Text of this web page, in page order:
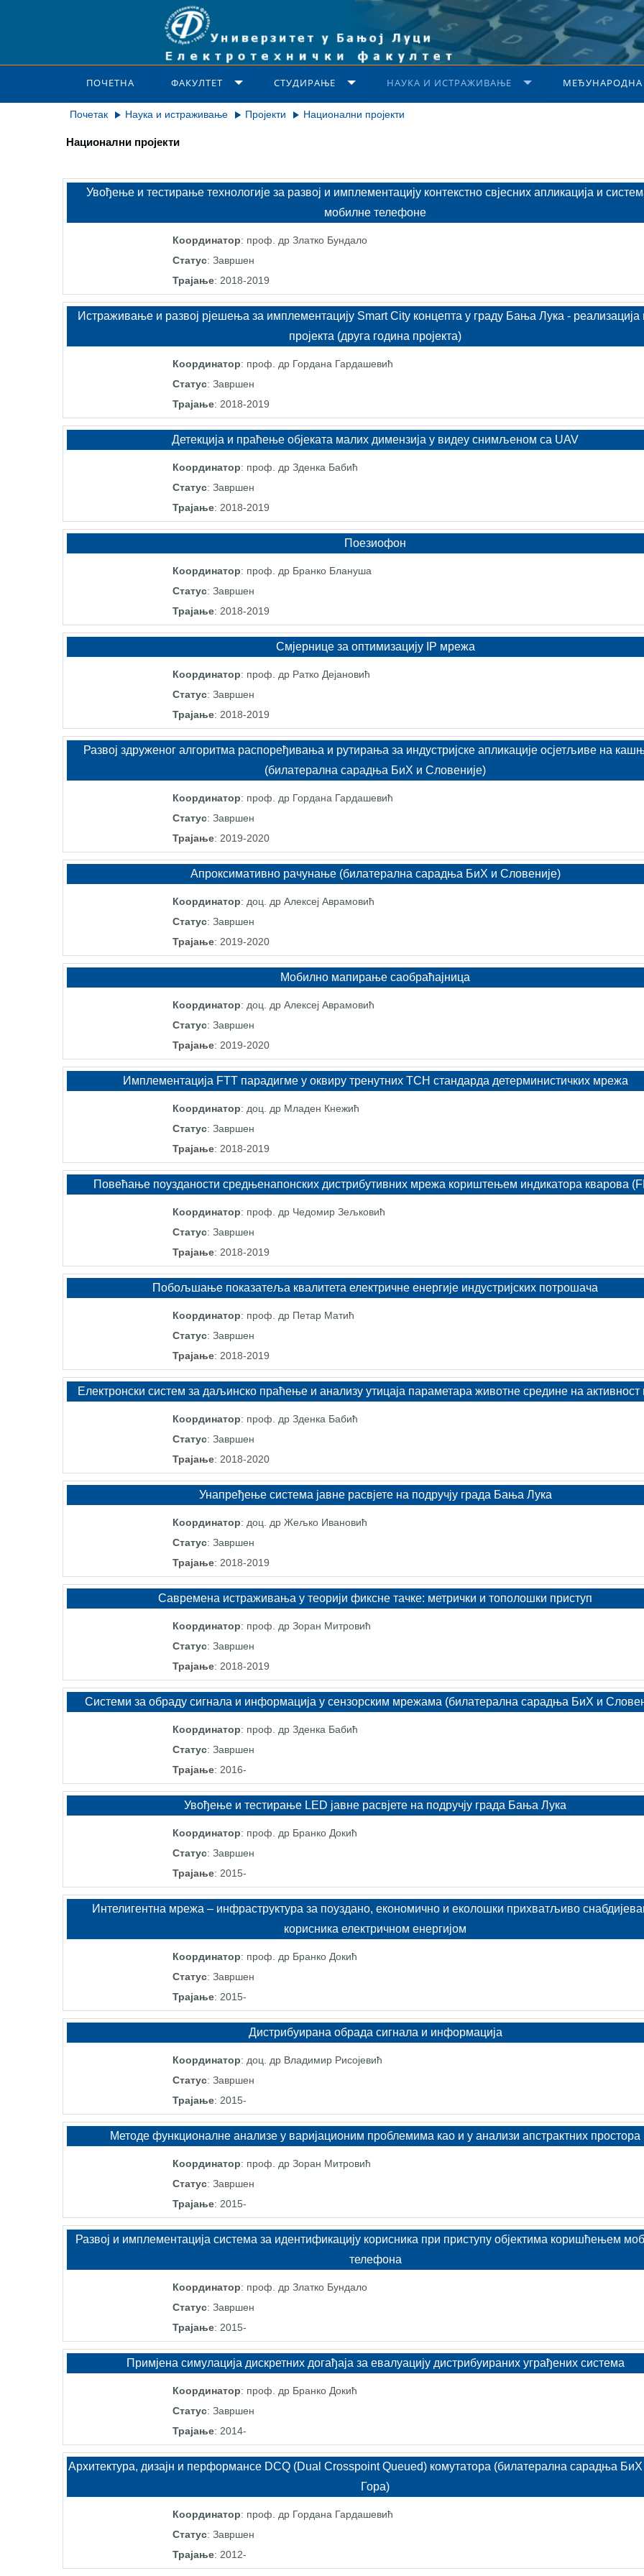
ПОЧЕТНА ФАКУЛТЕТ СТУДИРАЊЕ НАУКА И ИСТРАЖИВАЊЕ
Почетак Наука и истраживање Пројекти Национални пројекти
Национални пројекти
Увођење и тестирање технологије за развој и имплементацију контекстно свјесних апликација и
мобилне телефоне
Координатор: проф. др Златко Бундало
Статус: Завршен
Трајање: 2018-2019
Истраживање и развој рјешења за имплементацију Smart City концепта у граду Бања Лука - реализација
пројекта (друга година пројекта)
Координатор: проф. др Гордана Гардашевић
Статус: Завршен
Трајање: 2018-2019
Детекција и праћење објеката малих димензија у видеу снимљеном са UAV
Координатор: проф. др Зденка Бабић
Статус: Завршен
Трајање: 2018-2019
Поезиофон
Координатор: проф. др Бранко Блануша
Статус: Завршен
Трајање: 2018-2019
Смјернице за оптимизацију IP мрежа
Координатор: проф. др Ратко Дејановић
Статус: Завршен
Трајање: 2018-2019
Развој здруженог алгоритма распоређивања и рутирања за индустријске апликације осјетљиве на
(билатерална сарадња БиХ и Словеније)
Координатор: проф. др Гордана Гардашевић
Статус: Завршен
Трајање: 2019-2020
Апроксимативно рачунање (билатерална сарадња БиХ и Словеније)
Координатор: доц. др Алексеј Аврамовић
Статус: Завршен
Трајање: 2019-2020
Мобилно мапирање саобраћајница
Координатор: доц. др Алексеј Аврамовић
Статус: Завршен
Трајање: 2019-2020
Имплементација FTT парадигме у оквиру тренутних ТСН стандарда детерминистичких мрежа
Координатор: доц. др Младен Кнежић
Статус: Завршен
Трајање: 2018-2019
Повећање поузданости средњенапонских дистрибутивних мрежа кориштењем индикатора кварова
Координатор: проф. др Чедомир Зељковић
Статус: Завршен
Трајање: 2018-2019
Побољшање показатеља квалитета електричне енергије индустријских потрошача
Координатор: проф. др Петар Матић
Статус: Завршен
Трајање: 2018-2019
Електронски систем за даљинско праћење и анализу утицаја параметара животне средине на активност
Координатор: проф. др Зденка Бабић
Статус: Завршен
Трајање: 2018-2020
Унапређење система јавне расвјете на подручју града Бања Лука
Координатор: доц. др Жељко Ивановић
Статус: Завршен
Трајање: 2018-2019
Савремена истраживања у теорији фиксне тачке: метрички и тополошки приступ
Координатор: проф. др Зоран Митровић
Статус: Завршен
Трајање: 2018-2019
Системи за обраду сигнала и информација у сензорским мрежама (билатерална сарадња БиХ и
Координатор: проф. др Зденка Бабић
Статус: Завршен
Трајање: 2016-
Увођење и тестирање LED јавне расвјете на подручју града Бања Лука
Координатор: проф. др Бранко Докић
Статус: Завршен
Трајање: 2015-
Интелигентна мрежа – инфраструктура за поуздано, економично и еколошки прихватљиво
корисника електричном енергијом
Координатор: проф. др Бранко Докић
Статус: Завршен
Трајање: 2015-
Дистрибуирана обрада сигнала и информација
Координатор: доц. др Владимир Рисојевић
Статус: Завршен
Трајање: 2015-
Методе функционалне анализе у варијационим проблемима као и у анализи апстрактних простора
Координатор: проф. др Зоран Митровић
Статус: Завршен
Трајање: 2015-
Развој и имплементација система за идентификацију корисника при приступу објектима коришћењем
телефона
Координатор: проф. др Златко Бундало
Статус: Завршен
Трајање: 2015-
Примјена симулација дискретних догађаја за евалуацију дистрибуираних уграђених система
Координатор: проф. др Бранко Докић
Статус: Завршен
Трајање: 2014-
Архитектура, дизајн и перформансе DCQ (Dual Crosspoint Queued) комутатора (билатерална сарадња
Гора)
Координатор: проф. др Гордана Гардашевић
Статус: Завршен
Трајање: 2012-